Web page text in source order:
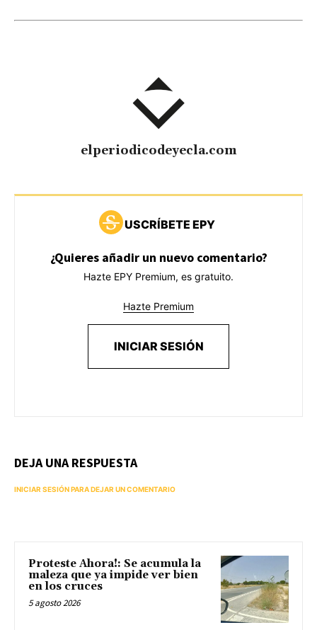
elperiodicodeyecla.com
USCRÍBETE EPY
¿Quieres añadir un nuevo comentario?
Hazte EPY Premium, es gratuito.
Hazte Premium
INICIAR SESIÓN
DEJA UNA RESPUESTA
INICIAR SESIÓN PARA DEJAR UN COMENTARIO
Proteste Ahora!: Se acumula la
maleza que ya impide ver bien
en los cruces
5 agosto 2026